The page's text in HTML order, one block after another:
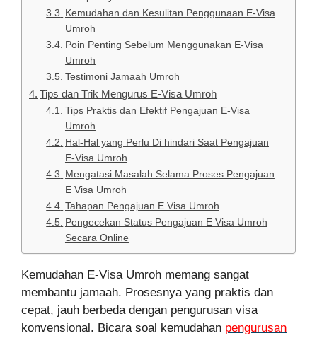
Kemudahan dan Kesulitan Penggunaan E-Visa
Umroh
Poin Penting Sebelum Menggunakan E-Visa
Umroh
Testimoni Jamaah Umroh
Tips dan Trik Mengurus E-Visa Umroh
Tips Praktis dan Efektif Pengajuan E-Visa
Umroh
Hal-Hal yang Perlu Di hindari Saat Pengajuan
E-Visa Umroh
Mengatasi Masalah Selama Proses Pengajuan
E Visa Umroh
Tahapan Pengajuan E Visa Umroh
Pengecekan Status Pengajuan E Visa Umroh
Secara Online
Kemudahan E-Visa Umroh memang sangat
membantu jamaah. Prosesnya yang praktis dan
cepat, jauh berbeda dengan pengurusan visa
konvensional. Bicara soal kemudahan pengurusan